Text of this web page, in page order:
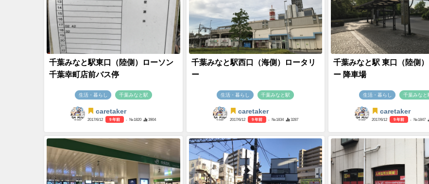
千葉みなと駅東口（陸側）ローソン
千葉幸町店前バス停
生活・暮らし 千葉みなと駅
caretaker
2017/6/12 9 年前 - №1820 3904
千葉みなと駅西口（海側）ロータリ
ー
生活・暮らし 千葉みなと駅
caretaker
2017/6/12 9 年前 - №1834 3287
千葉みなと駅 東口（陸側
ー 降車場
生活・暮らし 千葉みなと
caretaker
2017/6/12 9 年前 - №1847